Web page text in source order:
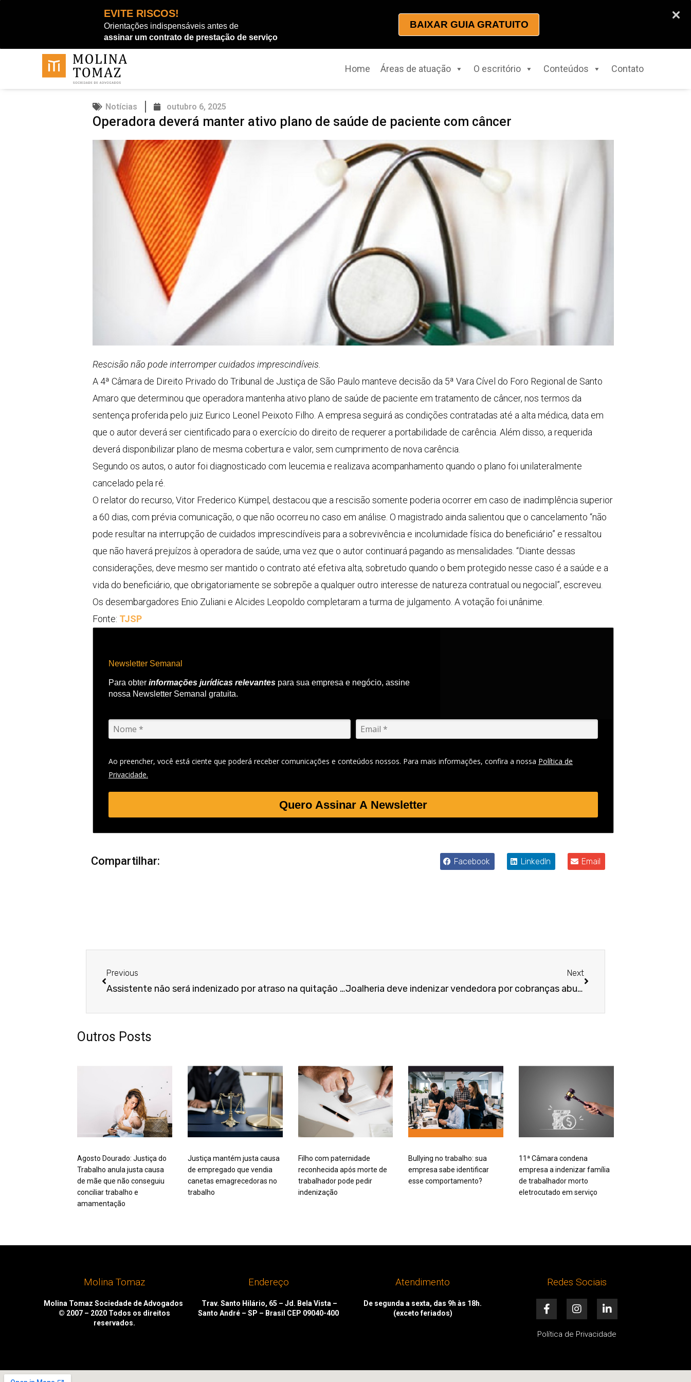
EVITE RISCOS!
Orientações indispensáveis antes de
assinar um contrato de prestação de serviço
BAIXAR GUIA GRATUITO
conteúdo
Home Áreas de atuação O escritório Conteúdos Contato
Notícias outubro 6, 2025
Operadora deverá manter ativo plano de saúde de paciente com câncer
Rescisão não pode interromper cuidados imprescindíveis.
A 4ª Câmara de Direito Privado do Tribunal de Justiça de São Paulo manteve decisão da 5ª Vara Cível do Foro Regional de Santo
Amaro que determinou que operadora mantenha ativo plano de saúde de paciente em tratamento de câncer, nos termos da
sentença proferida pelo juiz Eurico Leonel Peixoto Filho. A empresa seguirá as condições contratadas até a alta médica, data em
que o autor deverá ser cientificado para o exercício do direito de requerer a portabilidade de carência. Além disso, a requerida
deverá disponibilizar plano de mesma cobertura e valor, sem cumprimento de nova carência.
Segundo os autos, o autor foi diagnosticado com leucemia e realizava acompanhamento quando o plano foi unilateralmente
cancelado pela ré.
O relator do recurso, Vitor Frederico Kümpel, destacou que a rescisão somente poderia ocorrer em caso de inadimplência superior
a 60 dias, com prévia comunicação, o que não ocorreu no caso em análise. O magistrado ainda salientou que o cancelamento “não
pode resultar na interrupção de cuidados imprescindíveis para a sobrevivência e incolumidade física do beneficiário” e ressaltou
que não haverá prejuízos à operadora de saúde, uma vez que o autor continuará pagando as mensalidades. “Diante dessas
considerações, deve mesmo ser mantido o contrato até efetiva alta, sobretudo quando o bem protegido nesse caso é a saúde e a
vida do beneficiário, que obrigatoriamente se sobrepõe a qualquer outro interesse de natureza contratual ou negocial”, escreveu.
Os desembargadores Enio Zuliani e Alcides Leopoldo completaram a turma de julgamento. A votação foi unânime.
Fonte: TJSP
Newsletter Semanal
Para obter informações jurídicas relevantes para sua empresa e negócio, assine
nossa Newsletter Semanal gratuita.
Ao preencher, você está ciente que poderá receber comunicações e conteúdos nossos. Para mais informações, confira a nossa Política de
Privacidade.
Quero Assinar A Newsletter
Compartilhar: Facebook LinkedIn Email
Previous
Assistente não será indenizado por atraso na quitação de verbas rescisórias
Next
Joalheria deve indenizar vendedora por cobranças abusivas e exigência de trabalho em pé
Outros Posts
Agosto Dourado: Justiça do
Trabalho anula justa causa
de mãe que não conseguiu
conciliar trabalho e
amamentação
Justiça mantém justa causa
de empregado que vendia
canetas emagrecedoras no
trabalho
Filho com paternidade
reconhecida após morte de
trabalhador pode pedir
indenização
Bullying no trabalho: sua
empresa sabe identificar
esse comportamento?
11ª Câmara condena
empresa a indenizar família
de trabalhador morto
eletrocutado em serviço
Molina Tomaz
Molina Tomaz Sociedade de Advogados
© 2007 – 2020 Todos os direitos
reservados.
Endereço
Trav. Santo Hilário, 65 – Jd. Bela Vista –
Santo André – SP – Brasil CEP 09040-400
Atendimento
De segunda a sexta, das 9h às 18h.
(exceto feriados)
Redes Sociais
F
a
e
I
n
t
L
i
k
Política de Privacidade